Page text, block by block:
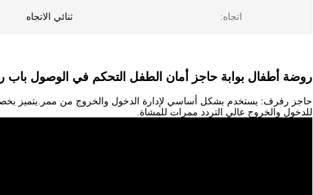
اتجاه: ثنائي الاتجاه
روضة أطفال بوابة حاجز أمان الطفل التحكم في الوصول باب
حاجز رفرف: يستخدم بشكل أساسي لإدارة الدخول والخروج من ممر.يتميز
للدخول والخروج عالي التردد ممرات للمشاة.